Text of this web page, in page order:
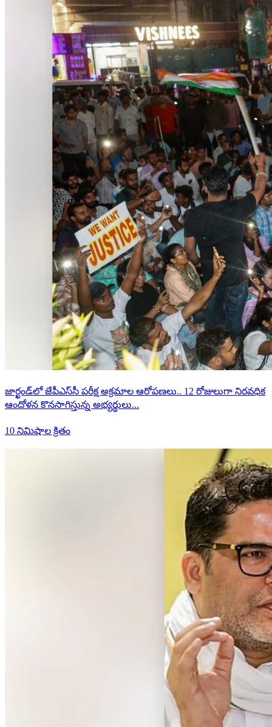
జార్ఖండ్‌లో జేపీఎస్‌సీ పరీక్ష అక్రమాల ఆరోపణలు.. 12 రోజులుగా నిరవధిక
ఆందోళన కొనసాగిస్తున్న అభ్యర్థులు...
10 నిమిషాల క్రితం